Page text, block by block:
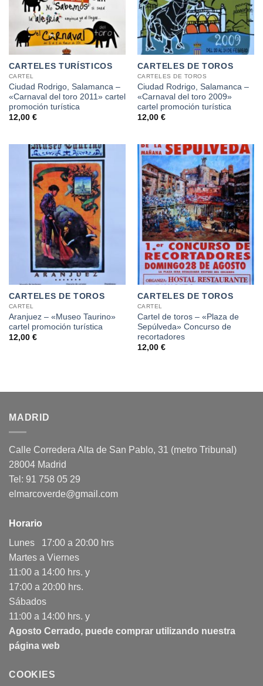
CARTELES TURÍSTICOS
CARTEL
Ciudad Rodrigo, Salamanca –
«Carnaval del toro 2011» cartel
promoción turística
12,00 €
CARTELES DE TOROS
CARTELES DE TOROS
Ciudad Rodrigo, Salamanca –
«Carnaval del toro 2009»
cartel promoción turística
12,00 €
CARTELES DE TOROS
CARTEL
Aranjuez – «Museo Taurino»
cartel promoción turística
12,00 €
CARTELES DE TOROS
CARTEL
Cartel de toros – «Plaza de
Sepúlveda» Concurso de
recortadores
12,00 €
MADRID
Calle Corredera Alta de San Pablo, 31 (metro Tribunal)
28004 Madrid
Tel: 91 758 05 29
elmarcoverde@gmail.com
Horario
Lunes 17:00 a 20:00 hrs
Martes a Viernes
11:00 a 14:00 hrs. y
17:00 a 20:00 hrs.
Sábados
11:00 a 14:00 hrs. y
Agosto Cerrado, puede comprar utilizando nuestra
página web
COOKIES